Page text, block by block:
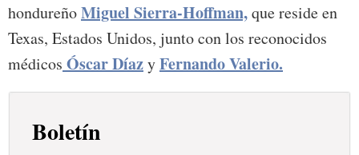
hondureñoMiguel Sierra-Hoffman,que reside en
Texas, Estados Unidos, junto con los reconocidos
médicos Óscar DíazyFernando Valerio.
Boletín